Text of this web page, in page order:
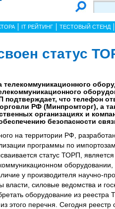
IT РЕЙТИНГ ТЕСТОВЫЙ СТЕНД
статус
что телефон
РФ (Минпромторг), а
организациях и
безопасности
на территории РФ,
программы по
статус ТОРП,
у производителя научно-
силовые ведомства и
оборудование из реестра
этого перечня. Сегодня